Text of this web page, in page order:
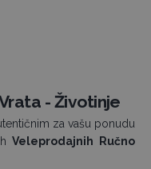
- Životinje
za vašu ponudu
Veleprodajnih Ručno